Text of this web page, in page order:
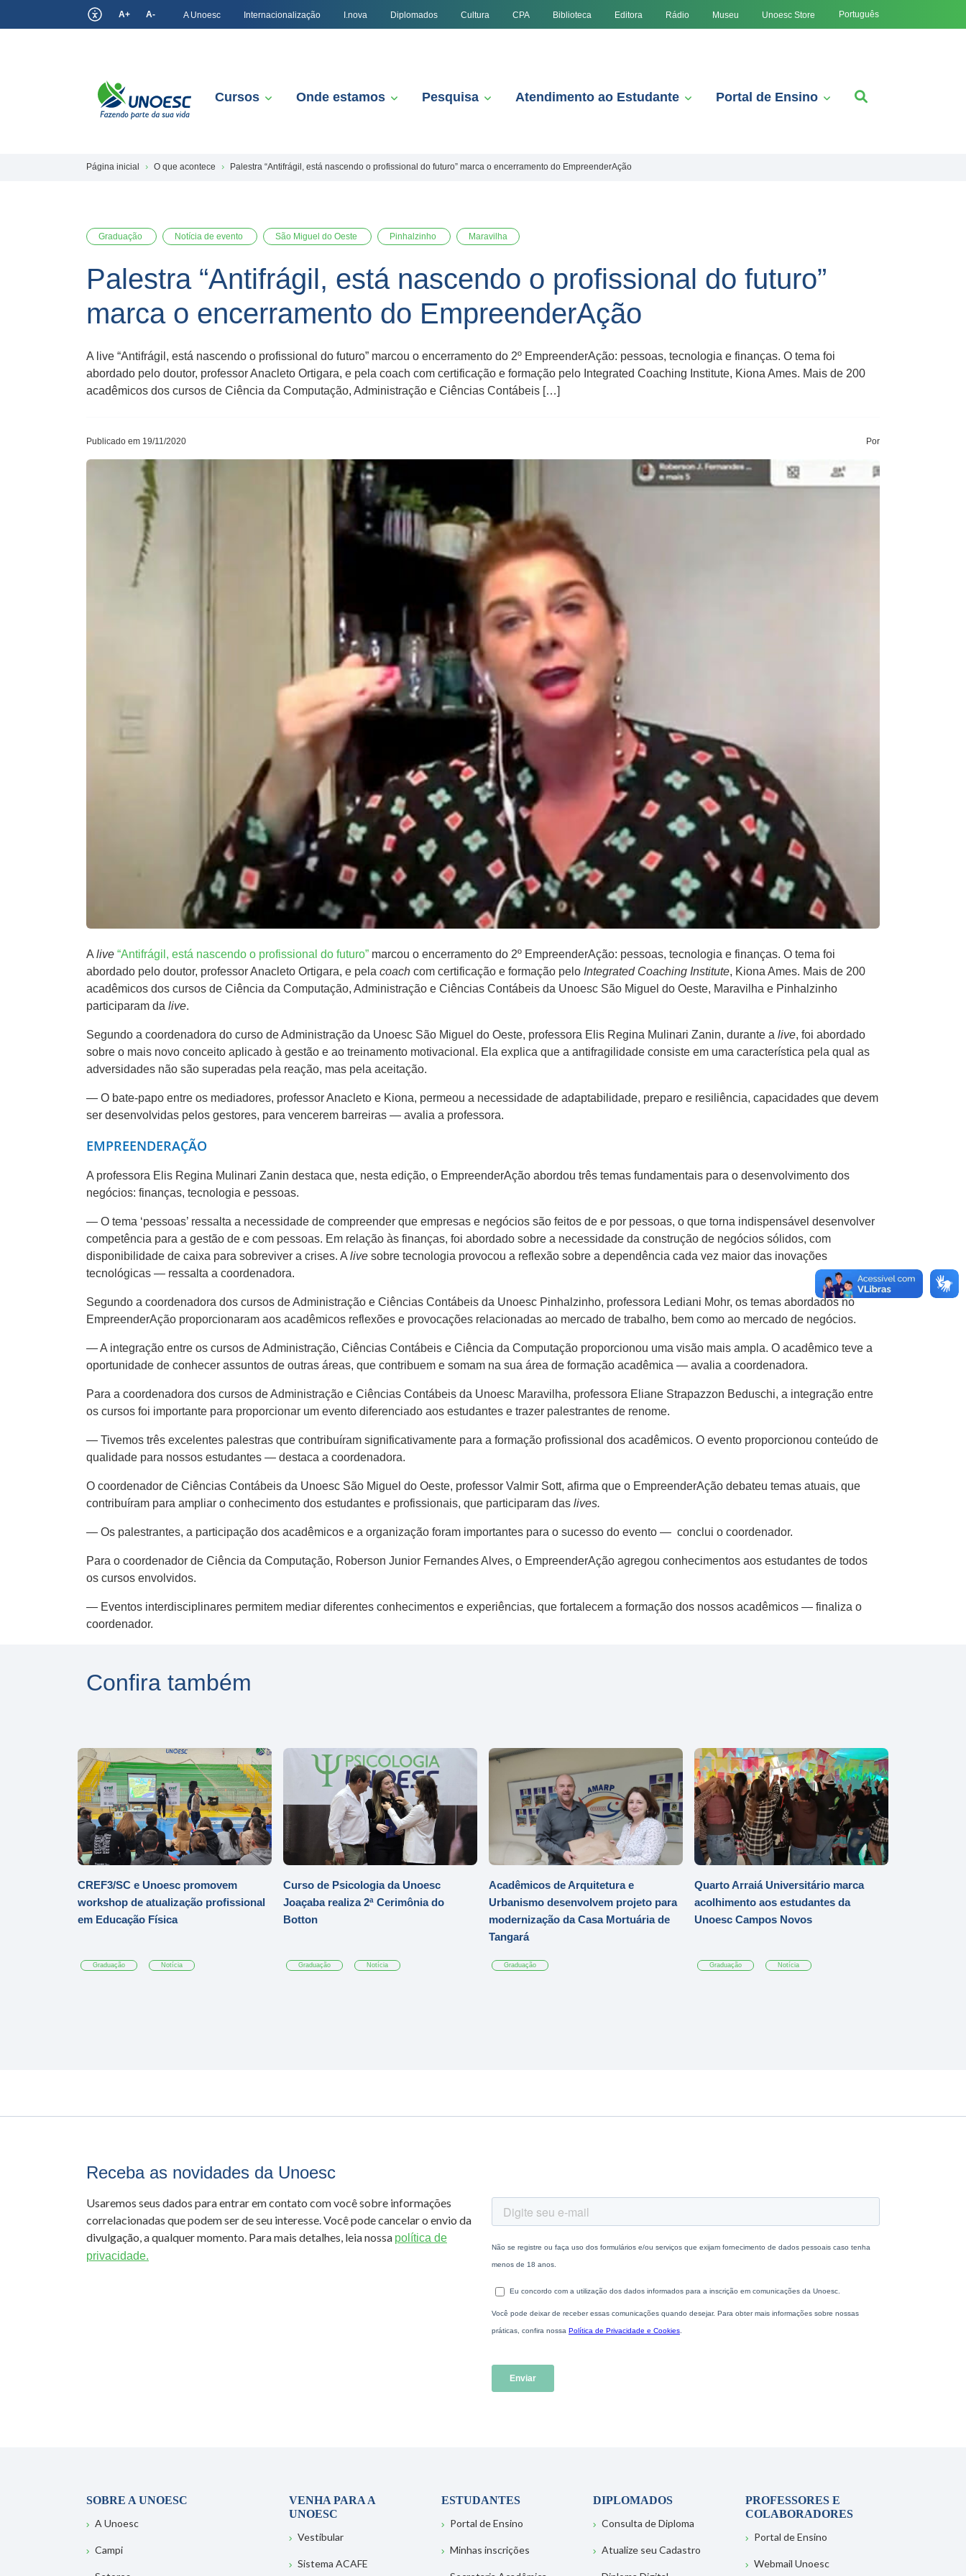
A+ A- A Unoesc Internacionalização I.nova Diplomados Cultura CPA Biblioteca Editora Rádio Museu Unoesc Store Português
Cursos Onde estamos Pesquisa Atendimento ao Estudante Portal de Ensino
Página inicial O que acontece Palestra “Antifrágil, está nascendo o profissional do futuro” marca o encerramento do EmpreenderAção
Graduação Notícia de evento São Miguel do Oeste Pinhalzinho Maravilha
Palestra “Antifrágil, está nascendo o profissional do futuro”
marca o encerramento do EmpreenderAção
A live “Antifrágil, está nascendo o profissional do futuro” marcou o encerramento do 2º EmpreenderAção: pessoas, tecnologia e finanças. O tema foi
abordado pelo doutor, professor Anacleto Ortigara, e pela coach com certificação e formação pelo Integrated Coaching Institute, Kiona Ames. Mais de 200
acadêmicos dos cursos de Ciência da Computação, Administração e Ciências Contábeis […]
Publicado em 19/11/2020 Por
A live “Antifrágil, está nascendo o profissional do futuro” marcou o encerramento do 2º EmpreenderAção: pessoas, tecnologia e finanças. O tema foi
abordado pelo doutor, professor Anacleto Ortigara, e pela coach com certificação e formação pelo Integrated Coaching Institute, Kiona Ames. Mais de 200
acadêmicos dos cursos de Ciência da Computação, Administração e Ciências Contábeis da Unoesc São Miguel do Oeste, Maravilha e Pinhalzinho
participaram da live.
Segundo a coordenadora do curso de Administração da Unoesc São Miguel do Oeste, professora Elis Regina Mulinari Zanin, durante a live, foi abordado
sobre o mais novo conceito aplicado à gestão e ao treinamento motivacional. Ela explica que a antifragilidade consiste em uma característica pela qual as
adversidades não são superadas pela reação, mas pela aceitação.
— O bate-papo entre os mediadores, professor Anacleto e Kiona, permeou a necessidade de adaptabilidade, preparo e resiliência, capacidades que devem
ser desenvolvidas pelos gestores, para vencerem barreiras — avalia a professora.
EMPREENDERAÇÃO
A professora Elis Regina Mulinari Zanin destaca que, nesta edição, o EmpreenderAção abordou três temas fundamentais para o desenvolvimento dos
negócios: finanças, tecnologia e pessoas.
— O tema ‘pessoas’ ressalta a necessidade de compreender que empresas e negócios são feitos de e por pessoas, o que torna indispensável desenvolver
competência para a gestão de e com pessoas. Em relação às finanças, foi abordado sobre a necessidade da construção de negócios sólidos, com
disponibilidade de caixa para sobreviver a crises. A live sobre tecnologia provocou a reflexão sobre a dependência cada vez maior das inovações
tecnológicas — ressalta a coordenadora.
Segundo a coordenadora dos cursos de Administração e Ciências Contábeis da Unoesc Pinhalzinho, professora Lediani Mohr, os temas abordados no
EmpreenderAção proporcionaram aos acadêmicos reflexões e provocações relacionadas ao mercado de trabalho, bem como ao mercado de negócios.
— A integração entre os cursos de Administração, Ciências Contábeis e Ciência da Computação proporcionou uma visão mais ampla. O acadêmico teve a
oportunidade de conhecer assuntos de outras áreas, que contribuem e somam na sua área de formação acadêmica — avalia a coordenadora.
Para a coordenadora dos cursos de Administração e Ciências Contábeis da Unoesc Maravilha, professora Eliane Strapazzon Beduschi, a integração entre
os cursos foi importante para proporcionar um evento diferenciado aos estudantes e trazer palestrantes de renome.
— Tivemos três excelentes palestras que contribuíram significativamente para a formação profissional dos acadêmicos. O evento proporcionou conteúdo de
qualidade para nossos estudantes — destaca a coordenadora.
O coordenador de Ciências Contábeis da Unoesc São Miguel do Oeste, professor Valmir Sott, afirma que o EmpreenderAção debateu temas atuais, que
contribuíram para ampliar o conhecimento dos estudantes e profissionais, que participaram das lives.
— Os palestrantes, a participação dos acadêmicos e a organização foram importantes para o sucesso do evento — conclui o coordenador.
Para o coordenador de Ciência da Computação, Roberson Junior Fernandes Alves, o EmpreenderAção agregou conhecimentos aos estudantes de todos
os cursos envolvidos.
— Eventos interdisciplinares permitem mediar diferentes conhecimentos e experiências, que fortalecem a formação dos nossos acadêmicos — finaliza o
coordenador.
Confira também
CREF3/SC e Unoesc promovem
workshop de atualização profissional
em Educação Física
Graduação Notícia
Curso de Psicologia da Unoesc
Joaçaba realiza 2ª Cerimônia do
Botton
Graduação Notícia
Acadêmicos de Arquitetura e
Urbanismo desenvolvem projeto para
modernização da Casa Mortuária de
Tangará
Graduação
Quarto Arraiá Universitário marca
acolhimento aos estudantes da
Unoesc Campos Novos
Graduação Notícia
Receba as novidades da Unoesc
Usaremos seus dados para entrar em contato com você sobre informações
correlacionadas que podem ser de seu interesse. Você pode cancelar o envio da
divulgação, a qualquer momento. Para mais detalhes, leia nossa política de
privacidade.
SOBRE A UNOESC
A Unoesc
Campi
VENHA PARA A
UNOESC
Vestibular
Sistema ACAFE
ESTUDANTES
Portal de Ensino
Minhas inscrições
DIPLOMADOS
Consulta de Diploma
Atualize seu Cadastro
PROFESSORES E
COLABORADORES
Portal de Ensino
Webmail Unoesc